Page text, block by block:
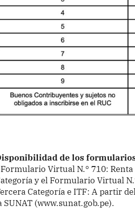
de los
Formulario Virtual N.° 710:
y el Formulario Virtual
Categoría e ITF: A partir
SUNAT (www.sunat.gob.pe).